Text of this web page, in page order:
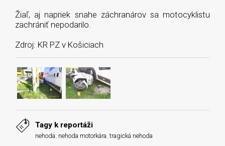
Žiaľ, aj napriek snahe záchranárov sa motocyklistu
zachrániť nepodarilo.
Zdroj: KR PZ v Košiciach
Tagy k reportáži
nehoda nehoda motorkára tragická nehoda